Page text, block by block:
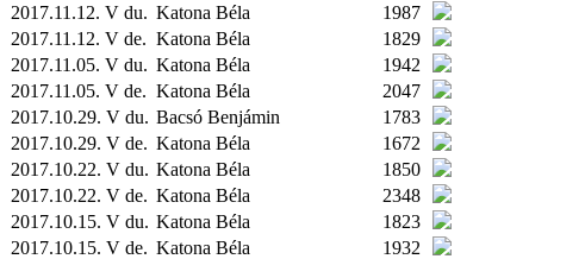
2017.11.12. V du. Katona Béla
1987
2017.11.12. V de. Katona Béla
1829
2017.11.05. V du. Katona Béla
1942
2017.11.05. V de. Katona Béla
2047
2017.10.29. V du. Bacsó Benjámin
1783
2017.10.29. V de. Katona Béla
1672
2017.10.22. V du. Katona Béla
1850
2017.10.22. V de. Katona Béla
2348
2017.10.15. V du. Katona Béla
1823
2017.10.15. V de. Katona Béla
1932